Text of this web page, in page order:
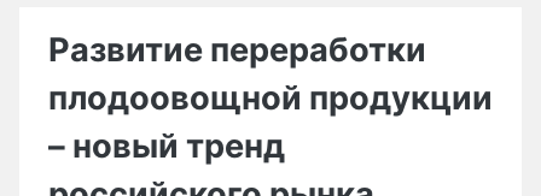
пошло
не
так»»
Развитие переработки
плодоовощной продукции
– новый тренд